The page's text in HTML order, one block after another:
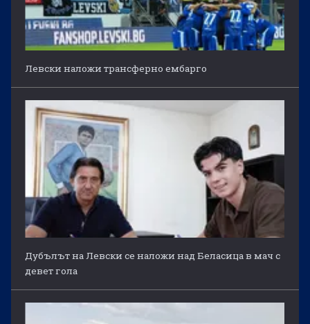
Левски наложи трансферно ембарго
Дубълът на Левски се наложи над Беласица в мач с
девет гола